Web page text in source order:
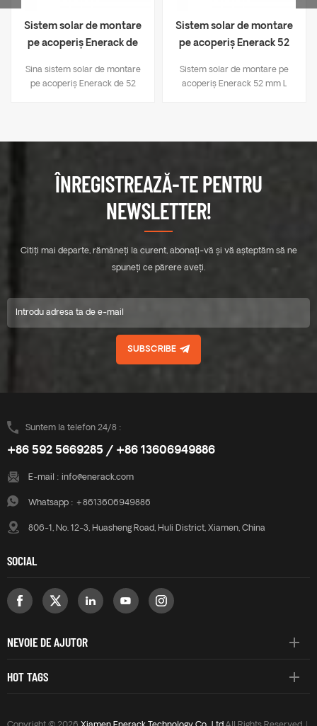
Sistem solar de montare
pe acoperiș Enerack de
Sina sistem solar de montare
pe acoperiș Enerack de 52
Sistem solar de montare
pe acoperiș Enerack 52
Sistem solar de montare pe
acoperiș Enerack 52 mm L
ÎNREGISTREAZĂ-TE PENTRU
NEWSLETTER!
Citiți mai departe, rămâneți la curent, abonați-vă și vă așteptăm să ne
spuneți ce părere aveți.
SUBSCRIBE
Suntem la telefon 24/8 :
+86 592 5669285 / +86 13606949886
E-mail : info@enerack.com
Whatsapp : +8613606949886
806-1, No. 12-3, Huasheng Road, Huli District, Xiamen, China
SOCIAL
NEVOIE DE AJUTOR
HOT TAGS